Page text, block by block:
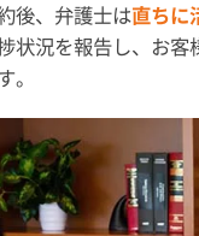
後、弁護士は直ちに
状況を報告し、お
。